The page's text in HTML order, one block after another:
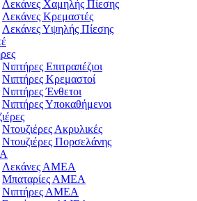
Λεκάνες Χαμηλής Πίεσης
Λεκάνες Κρεμαστές
Λεκάνες Υψηλής Πίεσης
Νιπτήρες Επιτραπέζιοι
Νιπτήρες Κρεμαστοί
Νιπτήρες Ένθετοι
Νιπτήρες Υποκαθήμενοι
Ντουζιέρες Ακρυλικές
Ντουζιέρες Πορσελάνης
Λεκάνες ΑΜΕΑ
Μπαταρίες ΑΜΕΑ
Νιπτήρες ΑΜΕΑ